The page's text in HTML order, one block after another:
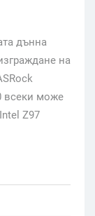
дънна
на
всеки може
Z97